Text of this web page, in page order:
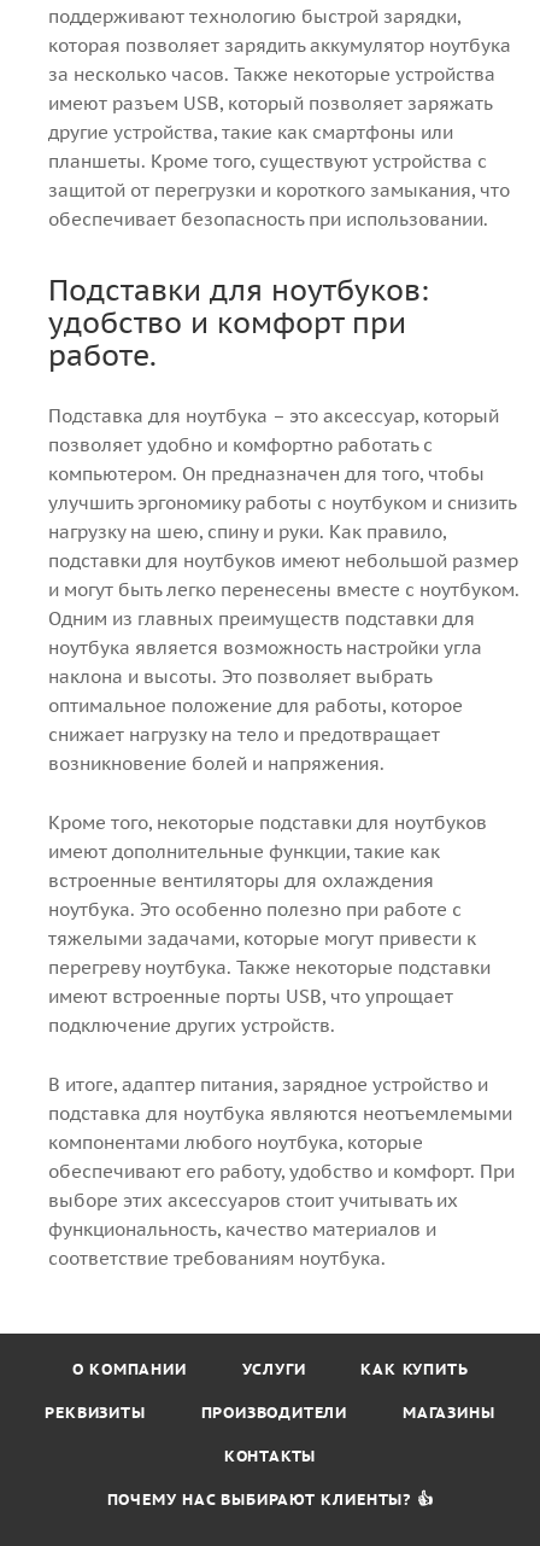
поддерживают технологию быстрой зарядки,
которая позволяет зарядить аккумулятор ноутбука
за несколько часов. Также некоторые устройства
имеют разъем USB, который позволяет заряжать
другие устройства, такие как смартфоны или
планшеты. Кроме того, существуют устройства с
защитой от перегрузки и короткого замыкания, что
обеспечивает безопасность при использовании.
Подставки для ноутбуков:
удобство и комфорт при
работе.
Подставка для ноутбука – это аксессуар, который
позволяет удобно и комфортно работать с
компьютером. Он предназначен для того, чтобы
улучшить эргономику работы с ноутбуком и снизить
нагрузку на шею, спину и руки. Как правило,
подставки для ноутбуков имеют небольшой размер
и могут быть легко перенесены вместе с ноутбуком.
Одним из главных преимуществ подставки для
ноутбука является возможность настройки угла
наклона и высоты. Это позволяет выбрать
оптимальное положение для работы, которое
снижает нагрузку на тело и предотвращает
возникновение болей и напряжения.
Кроме того, некоторые подставки для ноутбуков
имеют дополнительные функции, такие как
встроенные вентиляторы для охлаждения
ноутбука. Это особенно полезно при работе с
тяжелыми задачами, которые могут привести к
перегреву ноутбука. Также некоторые подставки
имеют встроенные порты USB, что упрощает
подключение других устройств.
В итоге, адаптер питания, зарядное устройство и
подставка для ноутбука являются неотъемлемыми
компонентами любого ноутбука, которые
обеспечивают его работу, удобство и комфорт. При
выборе этих аксессуаров стоит учитывать их
функциональность, качество материалов и
соответствие требованиям ноутбука.
О КОМПАНИИ УСЛУГИ КАК КУПИТЬ
РЕКВИЗИТЫ ПРОИЗВОДИТЕЛИ МАГАЗИНЫ
КОНТАКТЫ
ПОЧЕМУ НАС ВЫБИРАЮТ КЛИЕНТЫ? 👍